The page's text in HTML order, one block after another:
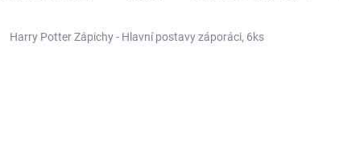
Harry Potter Zápichy - Hlavní postavy záporáci, 6ks